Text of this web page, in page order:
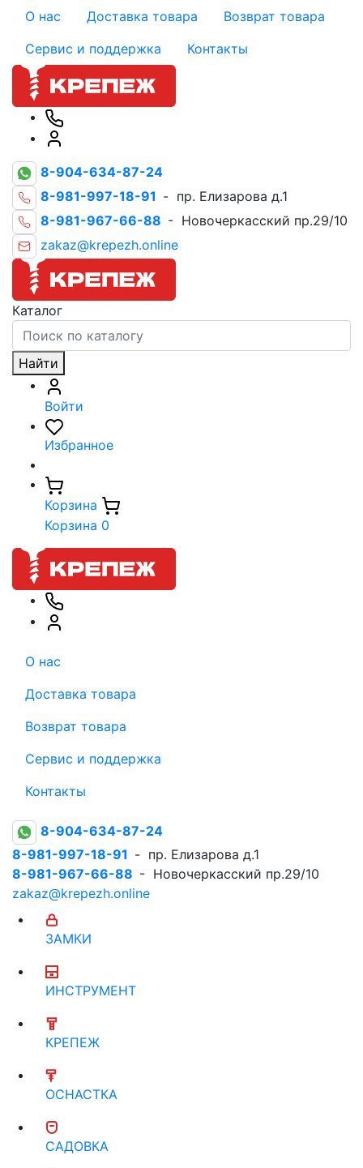
О нас Доставка товара
Возврат товара
Сервис и поддержка
Контакты
8-904-634-87-24
8-981-997-18-91 - пр. Елизарова д.1
8-981-967-66-88 - Новочеркасский пр.29/10
zakaz@krepezh.online
Каталог
Найти
Войти
Избранное
Корзина
Корзина 0
О нас
Доставка товара
Возврат товара
Сервис и поддержка
Контакты
8-904-634-87-24
8-981-997-18-91 - пр. Елизарова д.1
8-981-967-66-88 - Новочеркасский пр.29/10
zakaz@krepezh.online
ЗАМКИ
ИНСТРУМЕНТ
КРЕПЕЖ
ОСНАСТКА
САДОВКА